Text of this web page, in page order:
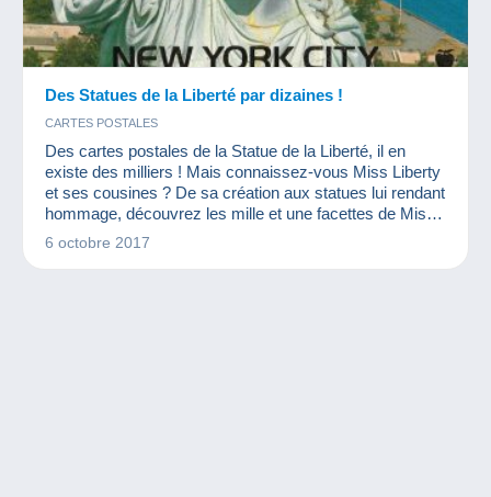
Des Statues de la Liberté par dizaines !
CARTES POSTALES
Des cartes postales de la Statue de la Liberté, il en
existe des milliers ! Mais connaissez-vous Miss Liberty
et ses cousines ? De sa création aux statues lui rendant
hommage, découvrez les mille et une facettes de Miss
Liberty !
6 octobre 2017